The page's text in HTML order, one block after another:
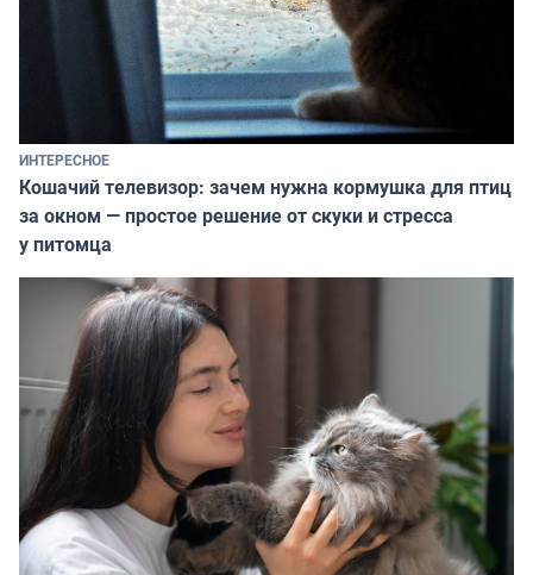
ИНТЕРЕСНОЕ
Кошачий телевизор: зачем нужна кормушка для птиц
за окном — простое решение от скуки и стресса
у питомца